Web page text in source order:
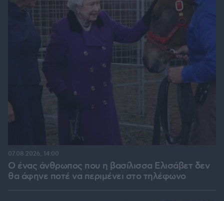
Ο ένας άνθρωπος που η βασίλισσα Ελισάβετ δεν
θα άφηνε ποτέ να περιμένει στο τηλέφωνο
07.08.2026, 14:00